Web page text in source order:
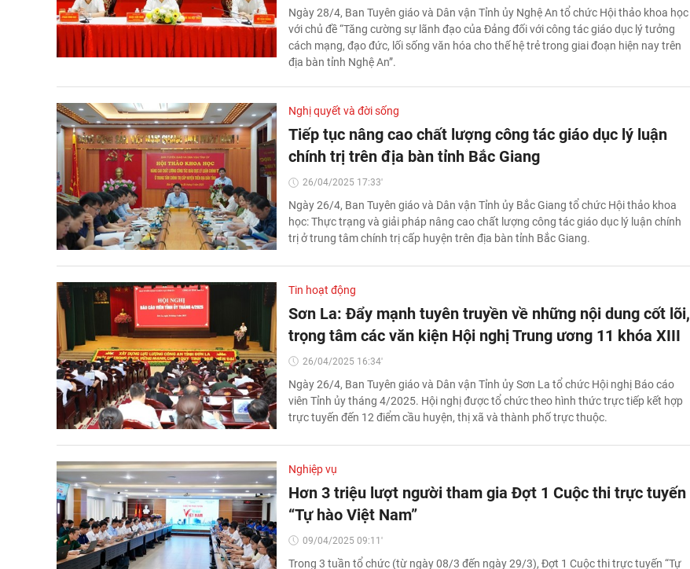
Ngày 28/4, Ban Tuyên giáo và Dân vận Tỉnh ủy Nghệ An tổ chức Hội thảo khoa học
với chủ đề “Tăng cường sự lãnh đạo của Đảng đối với công tác giáo dục lý tưởng
cách mạng, đạo đức, lối sống văn hóa cho thế hệ trẻ trong giai đoạn hiện nay trên
địa bàn tỉnh Nghệ An”.
Nghị quyết và đời sống
Tiếp tục nâng cao chất lượng công tác giáo dục lý luận
chính trị trên địa bàn tỉnh Bắc Giang
26/04/2025 17:33'
Ngày 26/4, Ban Tuyên giáo và Dân vận Tỉnh ủy Bắc Giang tổ chức Hội thảo khoa
học: Thực trạng và giải pháp nâng cao chất lượng công tác giáo dục lý luận chính
trị ở trung tâm chính trị cấp huyện trên địa bàn tỉnh Bắc Giang.
Tin hoạt động
Sơn La: Đẩy mạnh tuyên truyền về những nội dung cốt lõi,
trọng tâm các văn kiện Hội nghị Trung ương 11 khóa XIII
26/04/2025 16:34'
Ngày 26/4, Ban Tuyên giáo và Dân vận Tỉnh ủy Sơn La tổ chức Hội nghị Báo cáo
viên Tỉnh ủy tháng 4/2025. Hội nghị được tổ chức theo hình thức trực tiếp kết hợp
trực tuyến đến 12 điểm cầu huyện, thị xã và thành phố trực thuộc.
Nghiệp vụ
Hơn 3 triệu lượt người tham gia Đợt 1 Cuộc thi trực tuyến
“Tự hào Việt Nam”
09/04/2025 09:11'
Trong 3 tuần tổ chức (từ ngày 08/3 đến ngày 29/3), Đợt 1 Cuộc thi trực tuyến “Tự